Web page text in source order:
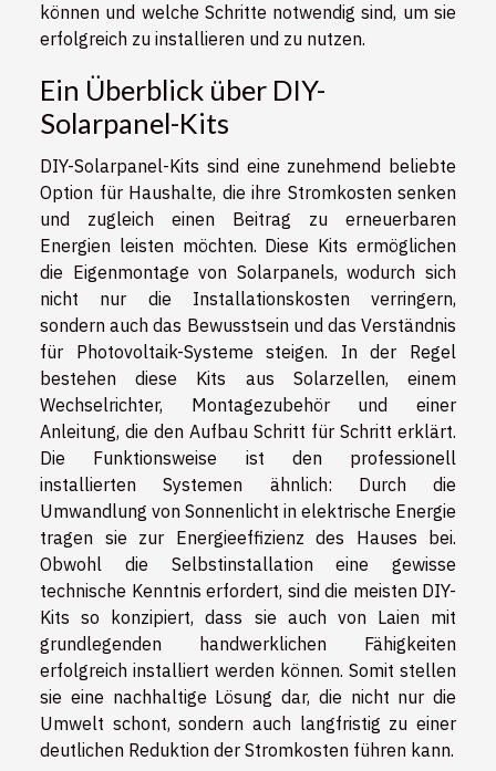
können und welche Schritte notwendig sind, um sie
erfolgreich zu installieren und zu nutzen.
Ein Überblick über DIY-
Solarpanel-Kits
DIY-Solarpanel-Kits sind eine zunehmend beliebte
Option für Haushalte, die ihre Stromkosten senken
und zugleich einen Beitrag zu erneuerbaren
Energien leisten möchten. Diese Kits ermöglichen
die Eigenmontage von Solarpanels, wodurch sich
nicht nur die Installationskosten verringern,
sondern auch das Bewusstsein und das Verständnis
für Photovoltaik-Systeme steigen. In der Regel
bestehen diese Kits aus Solarzellen, einem
Wechselrichter, Montagezubehör und einer
Anleitung, die den Aufbau Schritt für Schritt erklärt.
Die Funktionsweise ist den professionell
installierten Systemen ähnlich: Durch die
Umwandlung von Sonnenlicht in elektrische Energie
tragen sie zur Energieeffizienz des Hauses bei.
Obwohl die Selbstinstallation eine gewisse
technische Kenntnis erfordert, sind die meisten DIY-
Kits so konzipiert, dass sie auch von Laien mit
grundlegenden handwerklichen Fähigkeiten
erfolgreich installiert werden können. Somit stellen
sie eine nachhaltige Lösung dar, die nicht nur die
Umwelt schont, sondern auch langfristig zu einer
deutlichen Reduktion der Stromkosten führen kann.